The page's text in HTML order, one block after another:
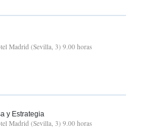
Madrid (Sevilla, 3) 9.00 horas
y Estrategia
Madrid (Sevilla, 3) 9.00 horas